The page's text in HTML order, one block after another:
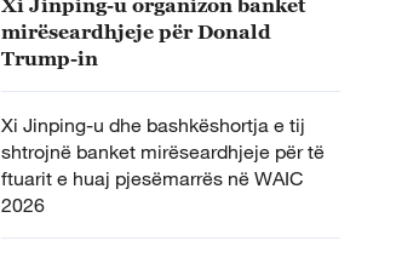
Xi Jinping-u organizon banket
mirëseardhjeje për Donald
Trump-in
Xi Jinping-u dhe bashkëshortja e tij
shtrojnë banket mirëseardhjeje për të
ftuarit e huaj pjesëmarrës në WAIC
2026